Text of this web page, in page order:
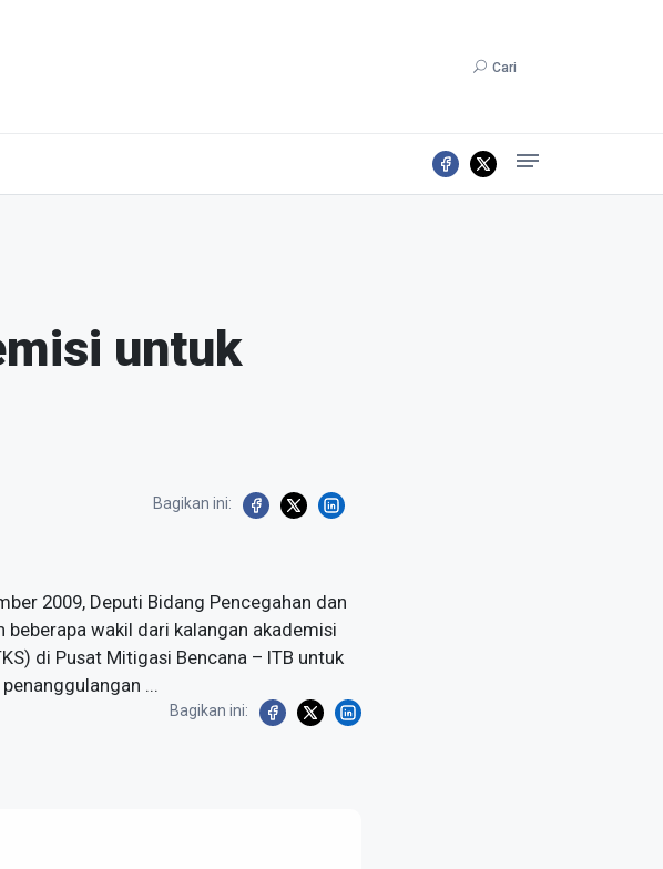
Cari
untuk
Bagikan ini:
2009, Deputi Bidang Pencegahan dan
wakil dari kalangan akademisi
di Pusat Mitigasi Bencana – ITB untuk
...
Bagikan ini: